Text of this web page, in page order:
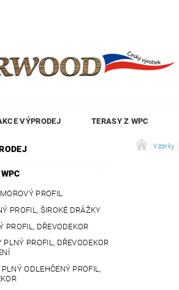
VÝPRODEJ TERASY Z WPC
PROFIL
PROFIL, ŠIROKÉ DRÁŽKY
PROFIL, DŘEVODEKOR
PLNÝ PROFIL, DŘEVODEKOR
ODLEHČENÝ PROFIL,
Vzorky